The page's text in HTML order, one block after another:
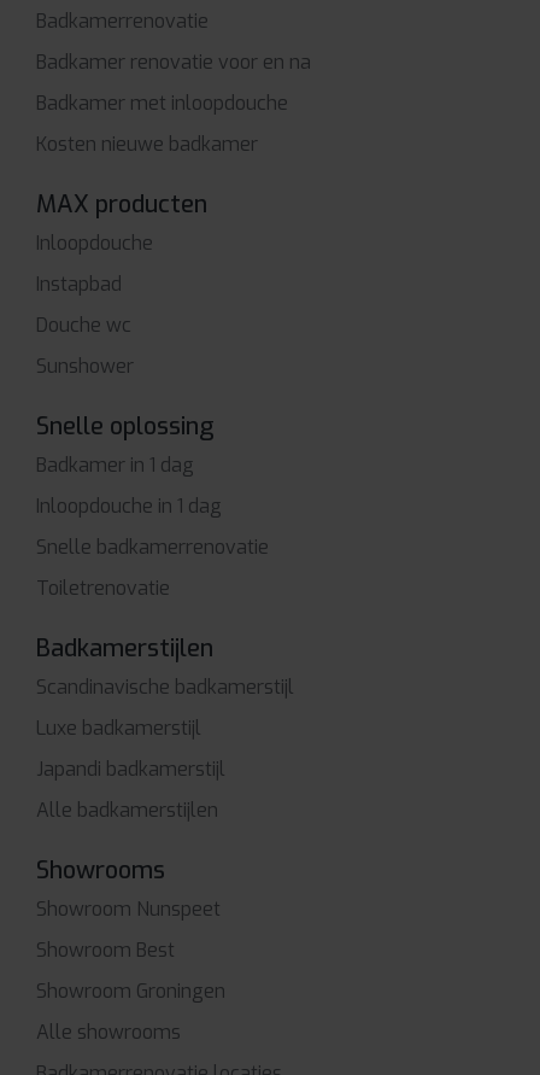
Badkamerrenovatie
Badkamer renovatie voor en na
Badkamer met inloopdouche
Kosten nieuwe badkamer
MAX producten
Inloopdouche
Instapbad
Douche wc
Sunshower
Snelle oplossing
Badkamer in 1 dag
Inloopdouche in 1 dag
Snelle badkamerrenovatie
Toiletrenovatie
Badkamerstijlen
Scandinavische badkamerstijl
Luxe badkamerstijl
Japandi badkamerstijl
Alle badkamerstijlen
Showrooms
Showroom Nunspeet
Showroom Best
Showroom Groningen
Alle showrooms